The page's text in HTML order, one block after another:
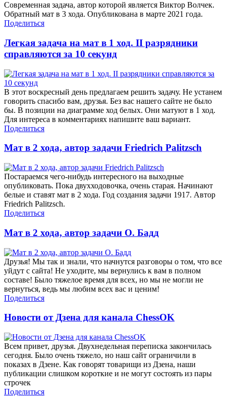
Современная задача, автор которой является Виктор Волчек.
Обратный мат в 3 хода. Опубликована в марте 2021 года.
Поделиться
Легкая задача на мат в 1 ход. II разрядники
справляются за 10 секунд
В этот воскресный день предлагаем решить задачу. Не устанем
говорить спасибо вам, друзья. Без вас нашего сайте не было
бы. В позиции на диаграмме ход белых. Они матуют в 1 ход.
Для интереса в комментариях напишите ваш вариант.
Поделиться
Мат в 2 хода, автор задачи Friedrich Palitzsch
Постараемся чего-нибудь интересного на выходные
опубликовать. Пока двухходовочка, очень старая. Начинают
белые и ставят мат в 2 хода. Год создания задачи 1917. Автор
Friedrich Palitzsch.
Поделиться
Мат в 2 хода, автор задачи О. Бадд
Друзья! Мы так и знали, что начнутся разговоры о том, что все
уйдут с сайта! Не уходите, мы вернулись к вам в полном
составе! Было тяжелое время для всех, но мы не могли не
вернуться, ведь мы любим всех вас и ценим!
Поделиться
Новости от Дзена для канала ChessOK
Всем привет, друзья. Двухнедельная переписка закончилась
сегодня. Было очень тяжело, но наш сайт ограничили в
показах в Дзене. Как говорят товарищи из Дзена, наши
публикации слишком короткие и не могут состоять из пары
строчек
Поделиться